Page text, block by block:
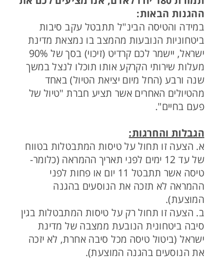
ההגנות הבאות:
במידה והטיסה הבינ"ל תתבטל עקב סיבות
ביטחוניות הנובעות מהמצב בו נמצאת מדינת
ישראל, יישמר לכם קרדיט (זיכוי) בסך של 90%
מעלות שירותי הקרקע אותו תוכלו לנצל במשך
שנה ורבע (החל מיום יציאת הטיול) באחד
מהטיולים האחרים אשר תציע חברת "טיול של
פעם בחיים".
הגבלות והחרגות:
א. הצעה זו תחול על טיסות המתבטלות בטווח
של עד 12 ימים לפני תאריך ההמראה (כלומר-
טיסה אשר תתבטל 11 יום או פחות לפני
ההמראה לא תזכה את הנוסעים בהגנה
המוצעת).
ב. הצעה זו תחול רק על טיסות המתבטלות בגין
סיבה ביטחונית הנובעת ממצבה של מדינת
ישראל (ביטול טיסה מכל סיבה אחרת, לא יזכה
את הנוסעים בהגנה המוצעת).